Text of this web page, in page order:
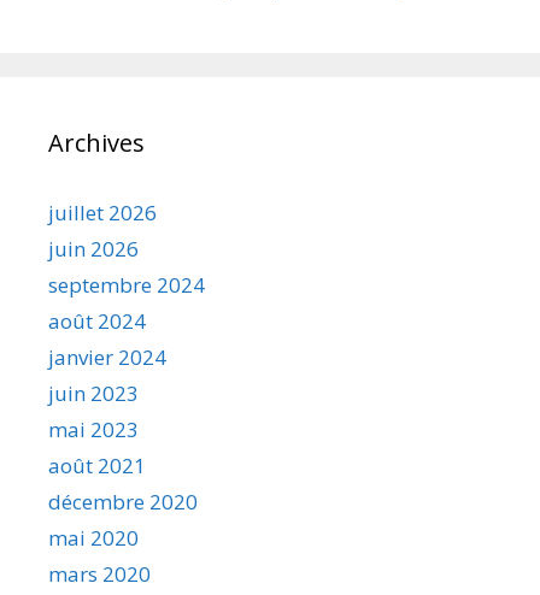
Archives
juillet 2026
juin 2026
septembre 2024
août 2024
janvier 2024
juin 2023
mai 2023
août 2021
décembre 2020
mai 2020
mars 2020